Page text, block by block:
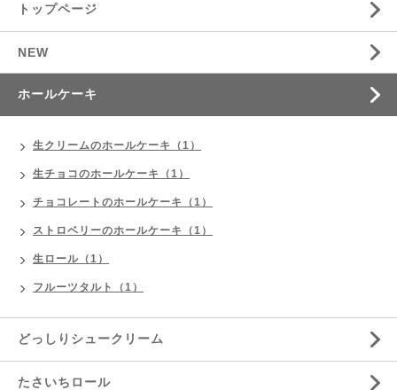
トップページ
NEW
ホールケーキ
生クリームのホールケーキ（1）
生チョコのホールケーキ（1）
チョコレートのホールケーキ（1）
ストロベリーのホールケーキ（1）
生ロール（1）
フルーツタルト（1）
どっしりシュークリーム
たさいちロール